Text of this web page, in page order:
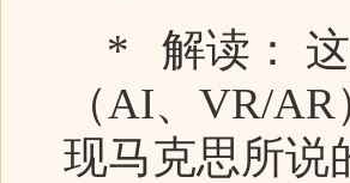
* 解读： 这
（AI、VR/
现马克思所说